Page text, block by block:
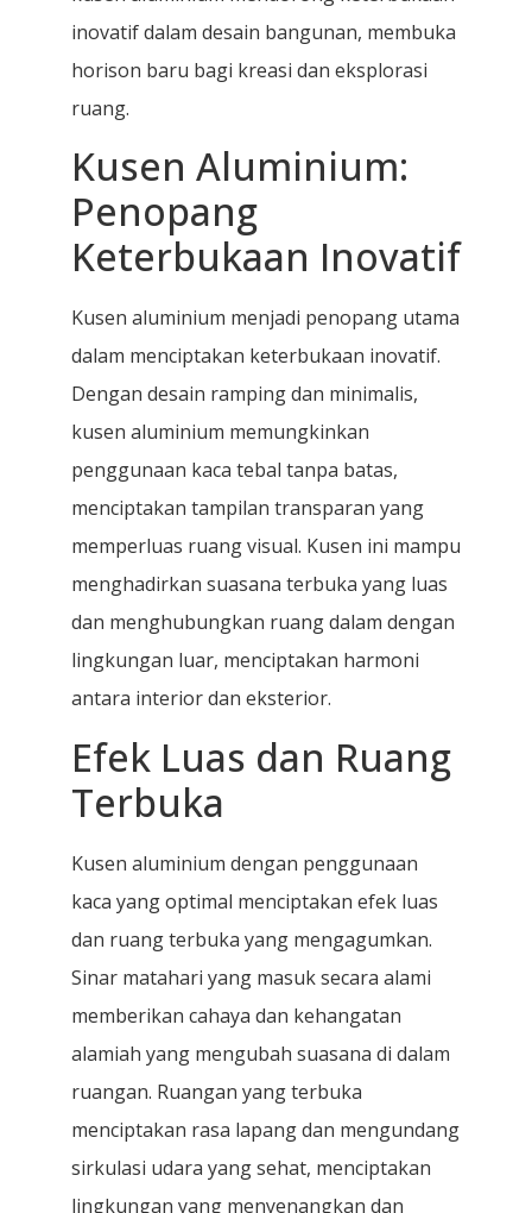
inovatif dalam desain bangunan, membuka
horison baru bagi kreasi dan eksplorasi
ruang.
Kusen Aluminium:
Penopang
Keterbukaan Inovatif
Kusen aluminium menjadi penopang utama
dalam menciptakan keterbukaan inovatif.
Dengan desain ramping dan minimalis,
kusen aluminium memungkinkan
penggunaan kaca tebal tanpa batas,
menciptakan tampilan transparan yang
memperluas ruang visual. Kusen ini mampu
menghadirkan suasana terbuka yang luas
dan menghubungkan ruang dalam dengan
lingkungan luar, menciptakan harmoni
antara interior dan eksterior.
Efek Luas dan Ruang
Terbuka
Kusen aluminium dengan penggunaan
kaca yang optimal menciptakan efek luas
dan ruang terbuka yang mengagumkan.
Sinar matahari yang masuk secara alami
memberikan cahaya dan kehangatan
alamiah yang mengubah suasana di dalam
ruangan. Ruangan yang terbuka
menciptakan rasa lapang dan mengundang
sirkulasi udara yang sehat, menciptakan
lingkungan yang menyenangkan dan